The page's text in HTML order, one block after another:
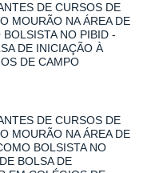
DE CURSOS DE
MOURÃO NA ÁREA DE
NO PIBID -
DE INICIAÇÃO À
DE CAMPO
DE CURSOS DE
MOURÃO NA ÁREA DE
BOLSISTA NO
BOLSA DE